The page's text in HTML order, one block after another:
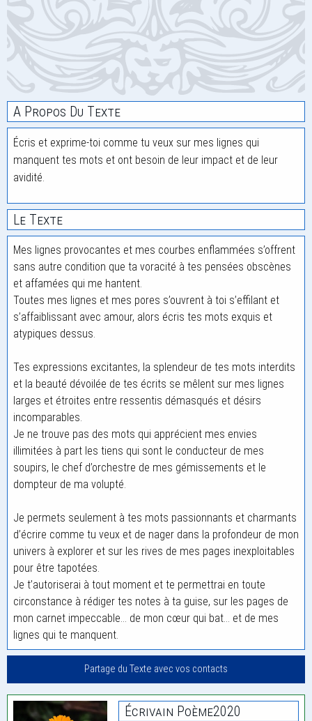
A Propos Du Texte
Écris et exprime-toi comme tu veux sur mes lignes qui
manquent tes mots et ont besoin de leur impact et de leur
avidité.
Le Texte
Mes lignes provocantes et mes courbes enflammées s’offrent
sans autre condition que ta voracité à tes pensées obscènes
et affamées qui me hantent.
Toutes mes lignes et mes pores s’ouvrent à toi s’effilant et
s’affaiblissant avec amour, alors écris tes mots exquis et
atypiques dessus.
Tes expressions excitantes, la splendeur de tes mots interdits
et la beauté dévoilée de tes écrits se mêlent sur mes lignes
larges et étroites entre ressentis démasqués et désirs
incomparables.
Je ne trouve pas des mots qui apprécient mes envies
illimitées à part les tiens qui sont le conducteur de mes
soupirs, le chef d’orchestre de mes gémissements et le
dompteur de ma volupté.
Je permets seulement à tes mots passionnants et charmants
d’écrire comme tu veux et de nager dans la profondeur de mon
univers à explorer et sur les rives de mes pages inexploitables
pour être tapotées.
Je t’autoriserai à tout moment et te permettrai en toute
circonstance à rédiger tes notes à ta guise, sur les pages de
mon carnet impeccable… de mon cœur qui bat… et de mes
lignes qui te manquent.
Partage du Texte avec vos contacts
Écrivain Poème2020